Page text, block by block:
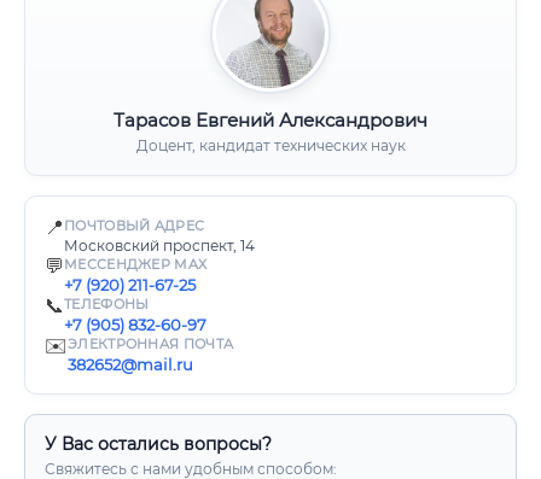
Тарасов Евгений Александрович
Доцент, кандидат технических наук
📍 ПОЧТОВЫЙ АДРЕС
Московский проспект, 14
💬 МЕССЕНДЖЕР MAX
+7 (920) 211-67-25
📞ТЕЛЕФОНЫ
+7 (905) 832-60-97
✉️ЭЛЕКТРОННАЯ ПОЧТА
382652@mail.ru
У Вас остались вопросы?
Свяжитесь с нами удобным способом: